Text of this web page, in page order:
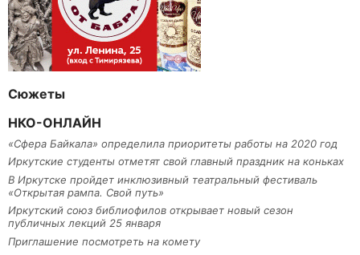
Сюжеты
НКО-ОНЛАЙН
«Сфера Байкала» определила приоритеты работы на 2020 год
Иркутские студенты отметят свой главный праздник на коньках
В Иркутске пройдет инклюзивный театральный фестиваль
«Открытая рампа. Свой путь»
Иркутский союз библиофилов открывает новый сезон
публичных лекций 25 января
Приглашение посмотреть на комету